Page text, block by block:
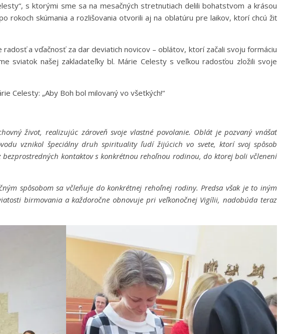
s ktorými sme sa na mesačných stretnutiach delili bohatstvom a krásou
skúmania a rozlišovania otvorili aj na oblatúru pre laikov, ktorí chcú žiť
a vďačnosť za dar deviatich novicov – oblátov, ktorí začali svoju formáciu
sviatok našej zakladateľky bl. Márie Celesty s veľkou radosťou zložili svoje
Celesty: „Aby Boh bol milovaný vo všetkých!“
život, realizujúc zároveň svoje vlastné povolanie. Oblát je pozvaný vnášať
vznikol špeciálny druh spirituality ľudí žijúcich vo svete, ktorí svoj spôsob
kontaktov s konkrétnou rehoľnou rodinou, do ktorej boli včlenení
spôsobom sa včleňuje do konkrétnej rehoľnej rodiny. Predsa však je to iným
birmovania a každoročne obnovuje pri veľkonočnej Vigílii, nadobúda teraz